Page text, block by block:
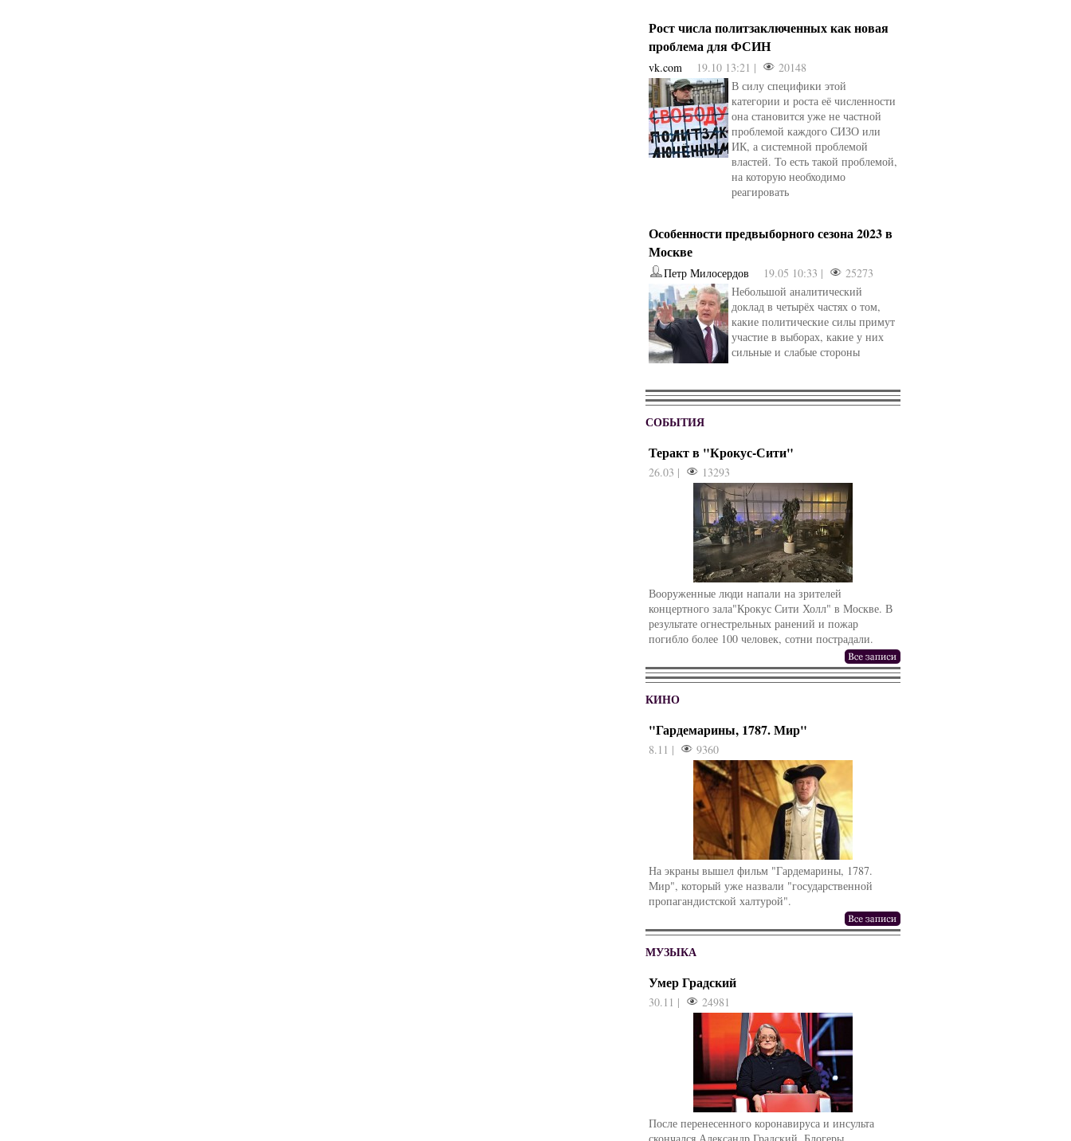
Рост числа политзаключенных как новая
проблема для ФСИН
vk.com 19.10 13:21 |
20148
В силу специфики этой
категории и роста её численности
она становится уже не частной
проблемой каждого СИЗО или
ИК, а системной проблемой
властей. То есть такой проблемой,
на которую необходимо
реагировать
Особенности предвыборного сезона 2023 в
Москве
Петр Милосердов 19.05 10:33 |
25273
Небольшой аналитический
доклад в четырёх частях о том,
какие политические силы примут
участие в выборах, какие у них
сильные и слабые стороны
СОБЫТИЯ
Теракт в "Крокус-Сити"
26.03 | 13293
Вооруженные люди напали на зрителей
концертного зала"Крокус Сити Холл" в Москве. В
результате огнестрельных ранений и пожар
погибло более 100 человек, сотни пострадали.
КИНО
"Гардемарины, 1787. Мир"
8.11 | 9360
На экраны вышел фильм "Гардемарины, 1787.
Мир", который уже назвали "государственной
пропагандистской халтурой".
МУЗЫКА
Умер Градский
30.11 | 24981
После перенесенного коронавируса и инсульта